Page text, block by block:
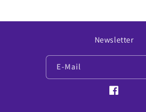
Newsletter
E-Mail
Facebook